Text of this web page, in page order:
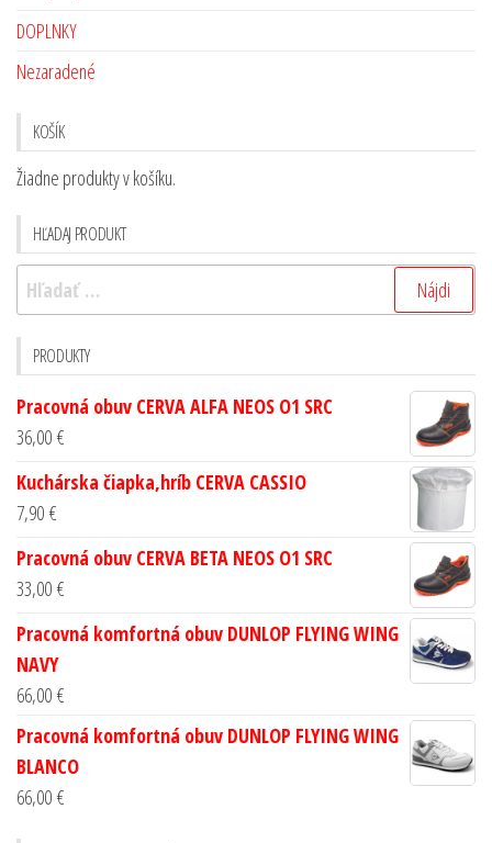
DOPLNKY
Nezaradené
KOŠÍK
Žiadne produkty v košíku.
HĽADAJ PRODUKT
PRODUKTY
Pracovná obuv CERVA ALFA NEOS O1 SRC
36,00 €
Kuchárska čiapka,hríb CERVA CASSIO
7,90 €
Pracovná obuv CERVA BETA NEOS O1 SRC
33,00 €
Pracovná komfortná obuv DUNLOP FLYING WING
NAVY
66,00 €
Pracovná komfortná obuv DUNLOP FLYING WING
BLANCO
66,00 €